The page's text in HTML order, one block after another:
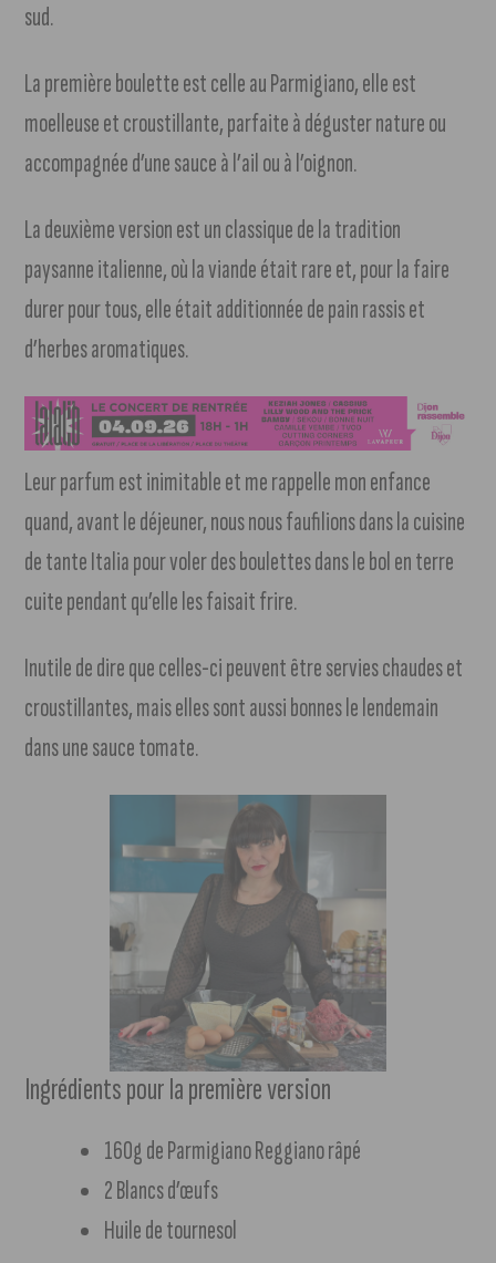
sud.
La première boulette est celle au Parmigiano, elle est
moelleuse et croustillante, parfaite à déguster nature ou
accompagnée d’une sauce à l’ail ou à l’oignon.
La deuxième version est un classique de la tradition
paysanne italienne, où la viande était rare et, pour la faire
durer pour tous, elle était additionnée de pain rassis et
d’herbes aromatiques.
Leur parfum est inimitable et me rappelle mon enfance
quand, avant le déjeuner, nous nous faufilions dans la cuisine
de tante Italia pour voler des boulettes dans le bol en terre
cuite pendant qu’elle les faisait frire.
Inutile de dire que celles-ci peuvent être servies chaudes et
croustillantes, mais elles sont aussi bonnes le lendemain
dans une sauce tomate.
Ingrédients pour la première version
160g de Parmigiano Reggiano râpé
2 Blancs d’œufs
Huile de tournesol